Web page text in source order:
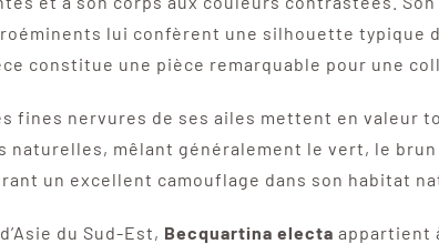
lui confèrent une silhouette typique
constitue une pièce remarquable pour une
fines nervures de ses ailes mettent en valeur
naturelles, mêlant généralement le vert, le
un excellent camouflage dans son habitat
du Sud-Est, Becquartina electa appartient